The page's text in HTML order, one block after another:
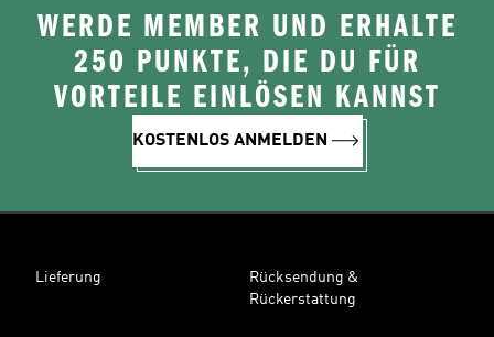
WERDE MEMBER UND ERHALTE
250 PUNKTE, DIE DU FÜR
VORTEILE EINLÖSEN KANNST
KOSTENLOS ANMELDEN
Lieferung
Rücksendung &
Rückerstattung